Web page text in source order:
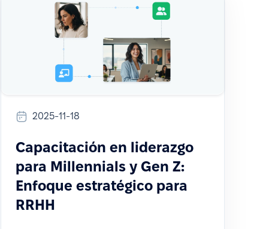
2025-11-18
Capacitación en liderazgo
para Millennials y Gen Z:
Enfoque estratégico para
RRHH